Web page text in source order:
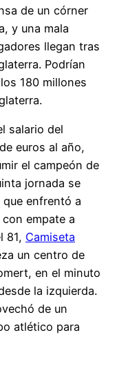
de un córner
y una mala
llegan tras
Podrían
180 millones
salario del
euros al año,
el campeón de
jornada se
enfrentó a
empate a
81, Camiseta
un centro de
en el minuto
la izquierda.
de un
atlético para